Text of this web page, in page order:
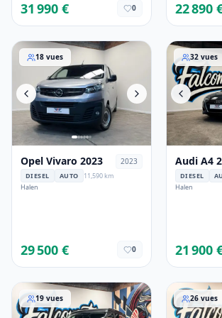
31 990 € 0 22 890
Opel Vivaro 2023
18 vues
Opel Vivaro 2023 2023
DIESEL AUTO
11,590 km
Halen
29 500 € 0
Audi A4
32 vues
Audi A4
DIESEL
Halen
21 900
Mercedes-Benz Marco Polo 2021
19 vues BMW
26 vues